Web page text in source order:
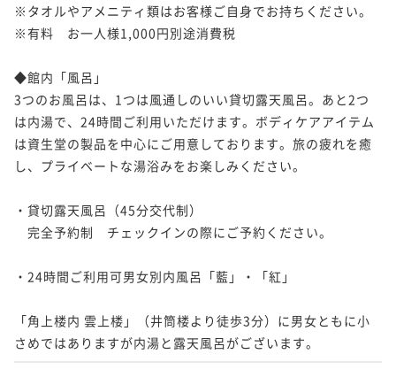
※タオルやアメニティ類はお客様ご自身でお持ちください。
※有料　お一人様1,000円別途消費税
◆館内「風呂」
3つのお風呂は、1つは風通しのいい貸切露天風呂。あと2つ
は内湯で、24時間ご利用いただけます。ボディケアアイテム
は資生堂の製品を中心にご用意しております。旅の疲れを癒
し、プライベートな湯浴みをお楽しみください。
・貸切露天風呂（45分交代制）
完全予約制　チェックインの際にご予約ください。
・24時間ご利用可男女別内風呂「藍」・「紅」
「角上楼内 雲上楼」（井筒楼より徒歩3分）に男女ともに小
さめではありますが内湯と露天風呂がございます。